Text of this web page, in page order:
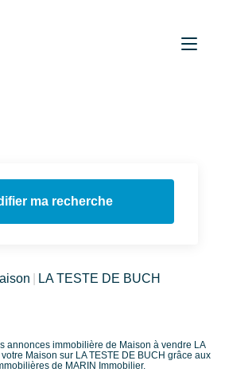
ma recherche
LA TESTE DE BUCH
annonces immobilière de Maison à vendre LA
Maison sur LA TESTE DE BUCH grâce aux
de MARIN Immobilier.